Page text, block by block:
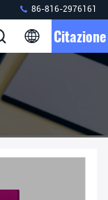
86-816-2976161
Citazione